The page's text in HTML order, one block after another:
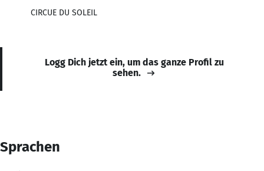
CIRCUE DU SOLEIL
Logg Dich jetzt ein, um das ganze Profil zu
sehen.
Sprachen